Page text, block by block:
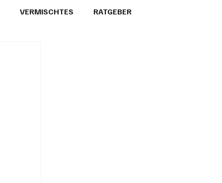
VERMISCHTES RATGEBER